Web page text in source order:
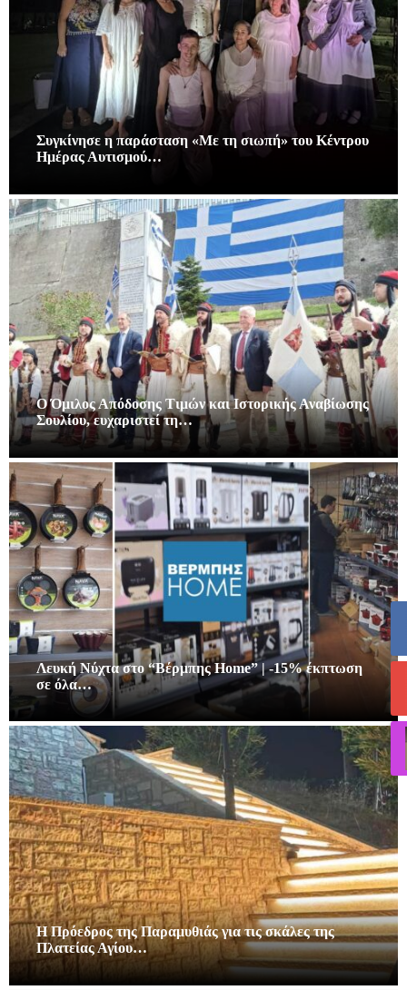
Συγκίνησε η παράσταση «Με τη σιωπή» του Κέντρου
Ημέρας Αυτισμού…
Ο Όμιλος Απόδοσης Τιμών και Ιστορικής Αναβίωσης
Σουλίου, ευχαριστεί τη…
Λευκή Νύχτα στο “Βέρμπης Home” | -15% έκπτωση
σε όλα…
Η Πρόεδρος της Παραμυθιάς για τις σκάλες της
Πλατείας Αγίου…